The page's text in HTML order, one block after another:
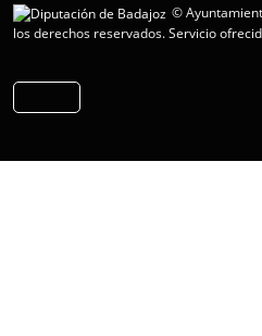
©
los derechos reservados.Servicio